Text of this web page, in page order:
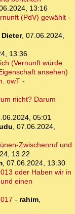
13:16
(PdV) gewählt-
Dieter, 07.06.2024,
13:36
(Vernunft würde
ansehen)
owT -
nicht? Darum
05:01
, 07.06.2024,
Zwischenruf und
13:22
, 07.06.2024, 13:30
oder Haben wir in
einen
- rahim,